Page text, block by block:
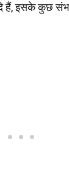
हैं, इसके कुछ